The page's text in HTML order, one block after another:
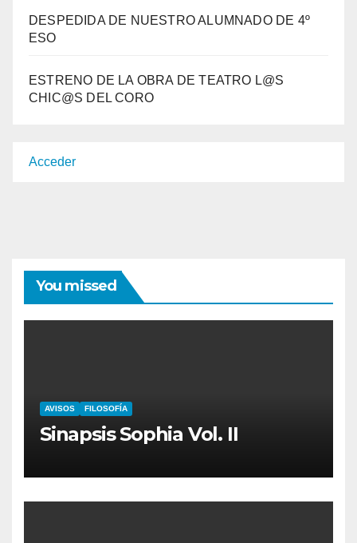
DESPEDIDA DE NUESTRO ALUMNADO DE 4º
ESO
ESTRENO DE LA OBRA DE TEATRO L@S
CHIC@S DEL CORO
Acceder
You missed
AVISOS FILOSOFÍA
Sinapsis Sophia Vol. II